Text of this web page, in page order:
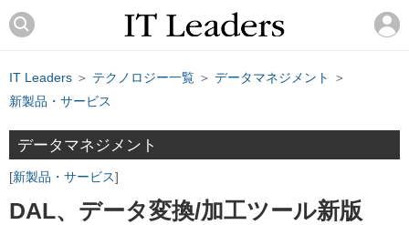
IT Leaders ＞ テクノロジー一覧 ＞ データマネジメント
＞
新製品・サービス
データマネジメント
新製品・サービス
DAL、データ変換/加工ツール新版